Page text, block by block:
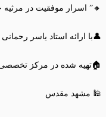
🔸” اسرار موفقیت در مرثیه
👤با ارائه استاد یاسر رحمانی
🏠تهیه شده در مرکز تخصصی
🕌 مشهد مقدس